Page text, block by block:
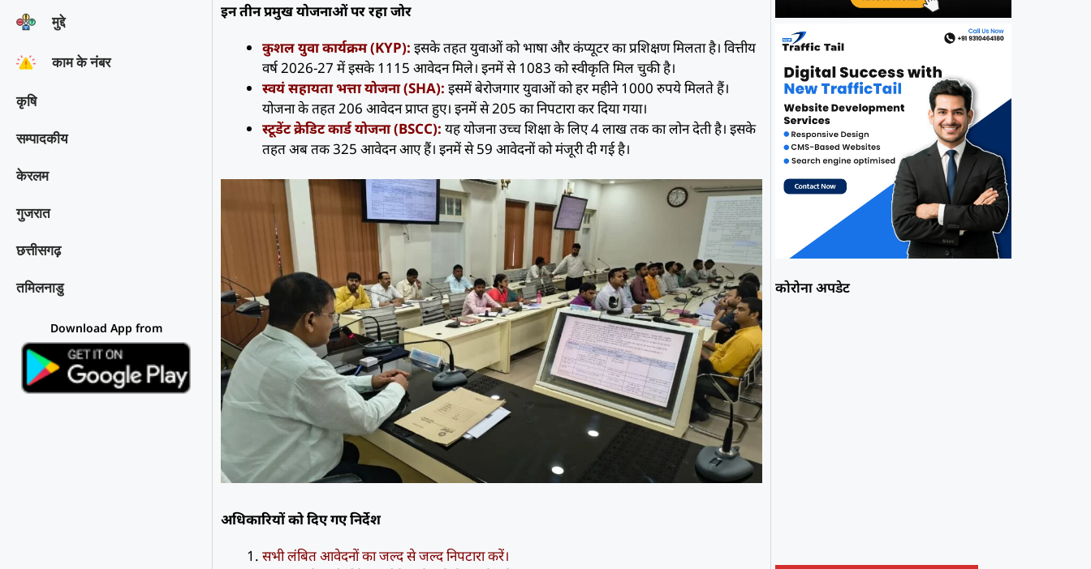
मुद्दे
काम के नंबर
कृषि
सम्पादकीय
केरलम
गुजरात
छत्तीसगढ़
तमिलनाडु
Download App from
इन तीन प्रमुख योजनाओं पर रहा जोर
कुशल युवा कार्यक्रम (KYP): इसके तहत युवाओं को भाषा और कंप्यूटर का प्रशिक्षण मिलता है। वित्तीय
वर्ष 2026-27 में इसके 1115 आवेदन मिले। इनमें से 1083 को स्वीकृति मिल चुकी है।
स्वयं सहायता भत्ता योजना (SHA): इसमें बेरोजगार युवाओं को हर महीने 1000 रुपये मिलते हैं।
योजना के तहत 206 आवेदन प्राप्त हुए। इनमें से 205 का निपटारा कर दिया गया।
स्टूडेंट क्रेडिट कार्ड योजना (BSCC): यह योजना उच्च शिक्षा के लिए 4 लाख तक का लोन देती है। इसके
तहत अब तक 325 आवेदन आए हैं। इनमें से 59 आवेदनों को मंजूरी दी गई है।
अधिकारियों को दिए गए निर्देश
सभी लंबित आवेदनों का जल्द से जल्द निपटारा करें।
कोरोना अपडेट